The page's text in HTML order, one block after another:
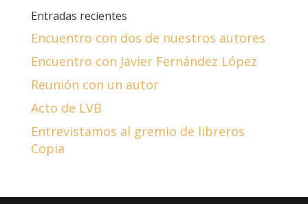
Entradas recientes
Encuentro con dos de nuestros autores
Encuentro con Javier Fernández López
Reunión con un autor
Acto de LVB
Entrevistamos al gremio de libreros
Copia